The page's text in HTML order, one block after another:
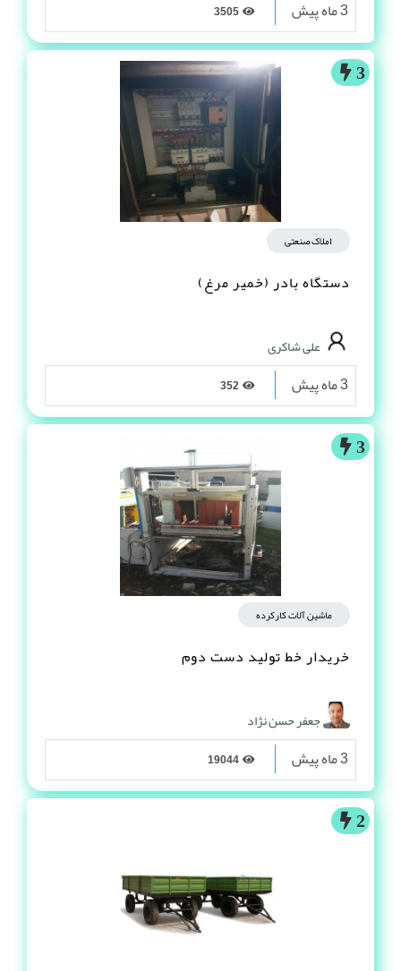
3 ماه پیش
3
املاک صنعتی
دستگاه بادر (خمیر مرغ)
علی شاکری
3 ماه پیش
3
ماشین آلات کارکرده
خریدار خط تولید دست دوم
جعفر حسن نژاد
3 ماه پیش
2